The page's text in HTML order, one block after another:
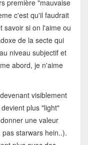
première "mauvaise
c'est qu'il faudrait
savoir si on l'aime ou
de la secte qui
niveau subjectif et
abord, je n'aime
visiblement
plus "light"
une valeur
starwars hein..).